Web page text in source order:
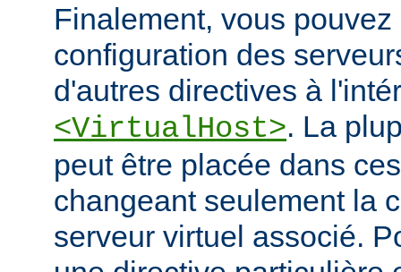
Finalement, vous pouvez
configuration des
d'autres directives à
<VirtualHost>. La
peut être placée dans
changeant seulement la
serveur virtuel associé.